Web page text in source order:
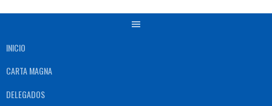
INICIO
CARTA MAGNA
DELEGADOS